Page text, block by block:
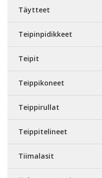
Täytteet
Teipinpidikkeet
Teipit
Teippikoneet
Teippirullat
Teippitelineet
Tiimalasit